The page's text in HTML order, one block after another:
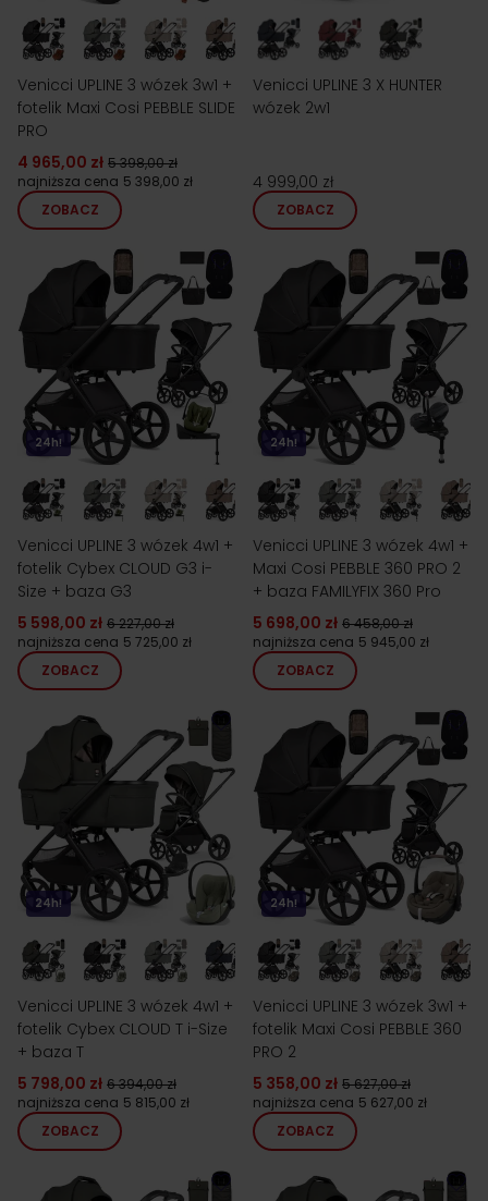
Venicci UPLINE 3 wózek 3w1 +
fotelik Maxi Cosi PEBBLE SLIDE
PRO
4 965,00 zł 5 398,00 zł
najniższa cena 5 398,00 zł
ZOBACZ
Venicci UPLINE 3 X HUNTER
wózek 2w1
4 999,00 zł
ZOBACZ
24h!
Venicci UPLINE 3 wózek 4w1 +
fotelik Cybex CLOUD G3 i-
Size + baza G3
5 598,00 zł 6 227,00 zł
najniższa cena 5 725,00 zł
ZOBACZ
24h!
Venicci UPLINE 3 wózek 4w1 +
Maxi Cosi PEBBLE 360 PRO 2
+ baza FAMILYFIX 360 Pro
5 698,00 zł 6 458,00 zł
najniższa cena 5 945,00 zł
ZOBACZ
24h!
Venicci UPLINE 3 wózek 4w1 +
fotelik Cybex CLOUD T i-Size
+ baza T
5 798,00 zł 6 394,00 zł
najniższa cena 5 815,00 zł
ZOBACZ
24h!
Venicci UPLINE 3 wózek 3w1 +
fotelik Maxi Cosi PEBBLE 360
PRO 2
5 358,00 zł 5 627,00 zł
najniższa cena 5 627,00 zł
ZOBACZ